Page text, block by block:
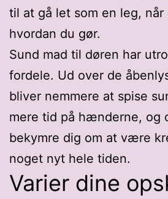
til at gå let som en leg,
hvordan du gør.
Sund mad til døren har
fordele. Ud over de
bliver nemmere at spise
mere tid på hænderne, og
bekymre dig om at være
noget nyt hele tiden.
Varier dine